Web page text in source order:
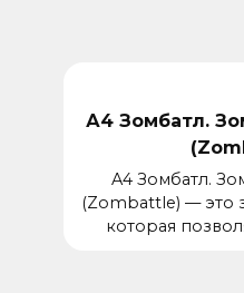
А4 Зомбатл.
A4 Зомбатл.
(Zombattle) — это
которая